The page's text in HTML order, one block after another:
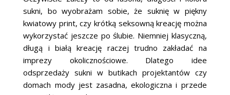
sukni, bo wyobrażam sobie, że suknię w piękny
kwiatowy print, czy krótką seksowną kreację można
wykorzystać jeszcze po ślubie. Niemniej klasyczną,
długą i białą kreację raczej trudno zakładać na
imprezy okolicznościowe. Dlatego idee
odsprzedaży sukni w butikach projektantów czy
domach mody jest zasadna, ekologiczna i przede